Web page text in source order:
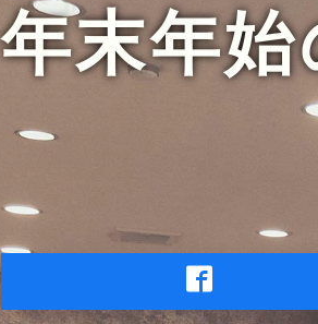
年末年